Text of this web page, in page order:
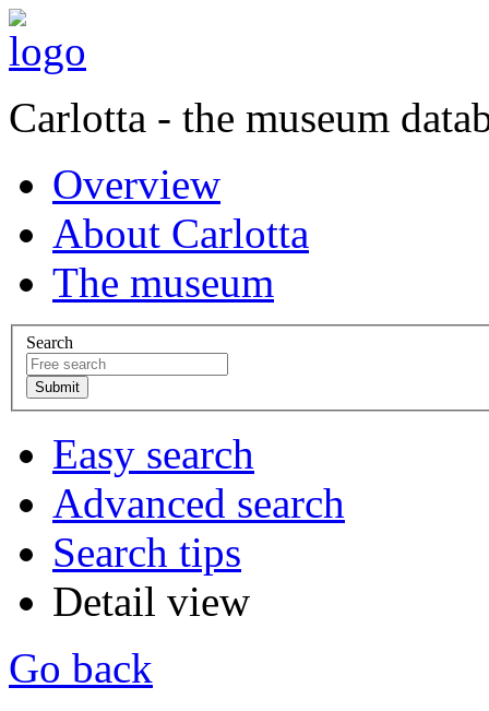
Carlotta - the museum
Overview
About Carlotta
The museum
Search
Easy search
Advanced search
Search tips
Detail view
Go back